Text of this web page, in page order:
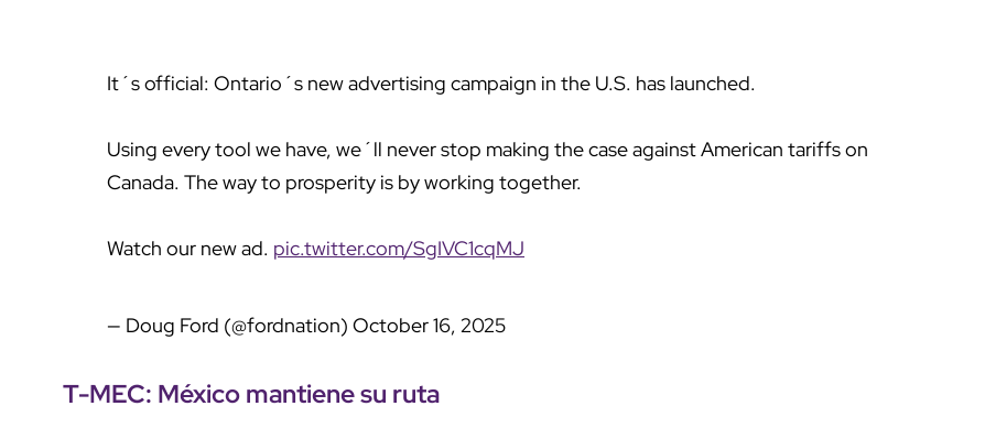
It´s official: Ontario´s new advertising campaign in the U.S. has launched.
Using every tool we have, we´ll never stop making the case against American tariffs on
Canada. The way to prosperity is by working together.
Watch our new ad. pic.twitter.com/SgIVC1cqMJ
— Doug Ford (@fordnation) October 16, 2025
T-MEC: México mantiene su ruta